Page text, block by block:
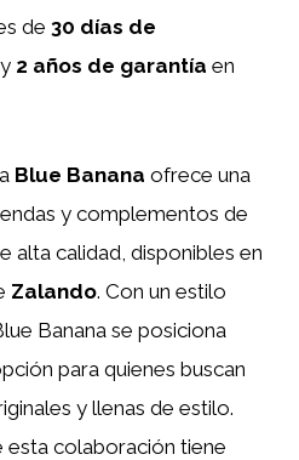
de 30 días de
y 2 años de garantía en
Blue Banana ofrece una
y complementos de
alta calidad, disponibles en
Zalando. Con un estilo
Banana se posiciona
para quienes buscan
y llenas de estilo.
esta colaboración tiene